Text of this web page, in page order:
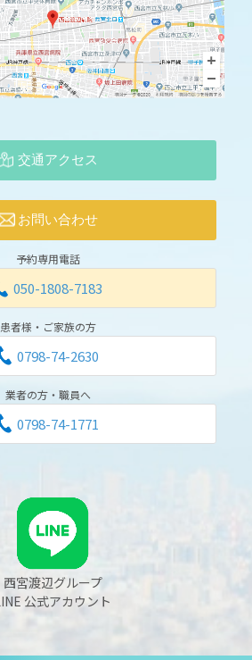
交通アクセス
お問い合わせ
予約専用電話
050-1808-7183
患者様・ご家族の方
0798-74-2630
業者の方・職員へ
0798-74-1771
西宮渡辺グループ
公式アカウント